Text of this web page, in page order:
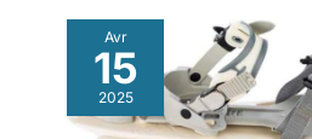
Avr
15
2025